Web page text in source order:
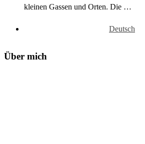
kleinen Gassen und Orten. Die …
Deutsch
Über mich